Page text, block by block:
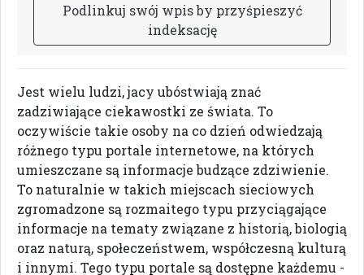
Podlinkuj swój wpisby przyśpieszyć
indeksację
Jest wielu ludzi, jacy ubóstwiają znać
zadziwiające ciekawostki ze świata. To
oczywiście takie osoby na co dzień odwiedzają
różnego typu portale internetowe, na których
umieszczane są informacje budzące zdziwienie.
To naturalnie w takich miejscach sieciowych
zgromadzone są rozmaitego typu przyciągające
informacje na tematy związane z historią, biologią
oraz naturą, społeczeństwem, współczesną kulturą
i innymi. Tego typu portale są dostępne każdemu -